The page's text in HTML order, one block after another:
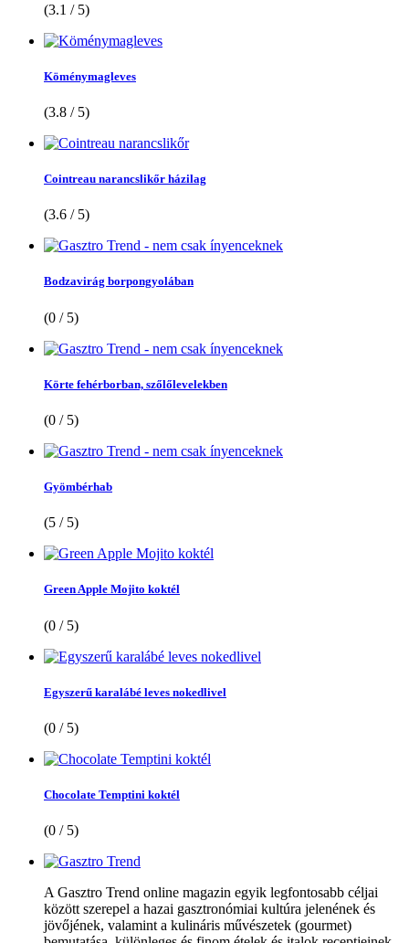
(3.1 / 5)
Köménymagleves
(3.8 / 5)
Cointreau narancslikőr házilag
(3.6 / 5)
Bodzavirág borpongyolában
(0 / 5)
Körte fehérborban, szőlőlevelekben
(0 / 5)
Gyömbérhab
(5 / 5)
Green Apple Mojito koktél
(0 / 5)
Egyszerű karalábé leves nokedlivel
(0 / 5)
Chocolate Temptini koktél
(0 / 5)
A Gasztro Trend online magazin egyik legfontosabb céljai
között szerepel a hazai gasztronómiai kultúra jelenének és
jövőjének, valamint a kulináris művészetek (gourmet)